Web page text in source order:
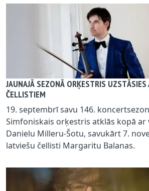
JAUNAJĀ SEZONĀ ORĶESTRIS UZSTĀSIES
ČELLISTIEM
19. septembrī savu 146.
Simfoniskais orķestris atklās kopā ar
Danielu Milleru-Šotu, savukārt 7.
latviešu čellisti Margaritu Balanas.